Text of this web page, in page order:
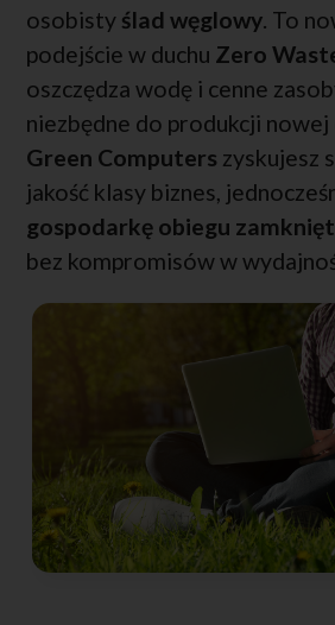
osobisty ślad węglowy . To
podejście w duchu Zero
oszczędza wodę i cenne
niezbędne do produkcji
Green Computers zyskujesz
jakość klasy biznes,
gospodarkę obiegu
bez kompromisów w